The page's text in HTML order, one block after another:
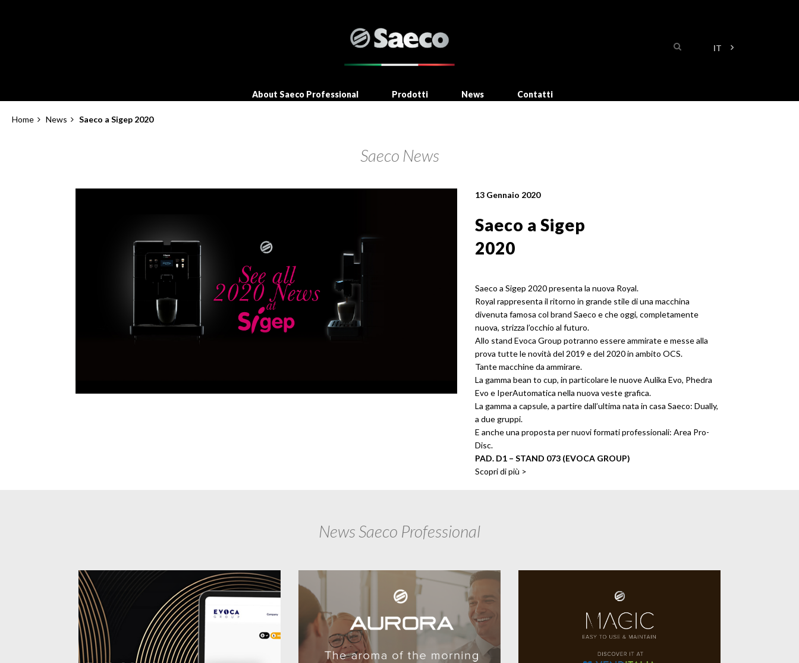
IT Mostra ulteriori
About Saeco Professional Prodotti News Contatti
Home News Saeco a Sigep 2020
Saeco News
13 Gennaio 2020
Saeco a Sigep
2020
Saeco a Sigep 2020 presenta la nuova Royal.
Royal rappresenta il ritorno in grande stile di una macchina
divenuta famosa col brand Saeco e che oggi, completamente
nuova, strizza l’occhio al futuro.
Allo stand Evoca Group potranno essere ammirate e messe alla
prova tutte le novità del 2019 e del 2020 in ambito OCS.
Tante macchine da ammirare.
La gamma bean to cup, in particolare le nuove Aulika Evo, Phedra
Evo e IperAutomatica nella nuova veste grafica.
La gamma a capsule, a partire dall’ultima nata in casa Saeco: Dually,
a due gruppi.
E anche una proposta per nuovi formati professionali: Area Pro-
Disc.
PAD. D1 – STAND 073 (EVOCA GROUP)
Scopri di più >
News Saeco Professional